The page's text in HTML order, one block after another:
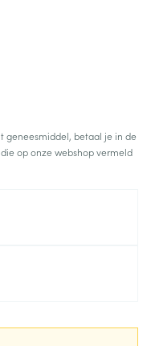
geneesmiddel, betaal je in de
op onze webshop vermeld